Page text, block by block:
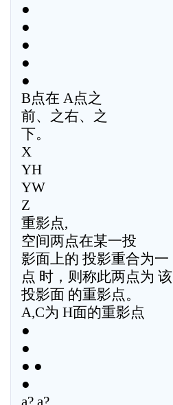
●
●
●
●
●
B点在 A点之
前、之右、之
下。
X
YH
YW
Z
重影点,
空间两点在某一投
影面上的 投影重合为一
点 时，则称此两点为 该
投影面 的重影点。
A,C为 H面的重影点
●
●
● ●
●
a? a?